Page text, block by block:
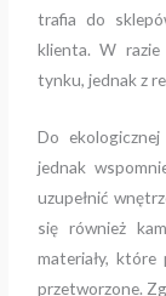
trafia do
klienta. W razie
tynku, jednak z
Do
jednak
uzupełnić
się również
materiały,
przetworzone.